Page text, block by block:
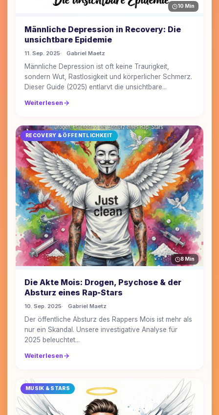
10 Min
Männliche Depression in Recovery: Die
unsichtbare Epidemie
11. Sep. 2025 Gabriel Maetz
Männliche Depression ist oft keine Traurigkeit,
sondern Wut, Rastlosigkeit und körperlicher Schmerz.
Dieser Guide (2025) entlarvt die unsichtbare...
Weiterlesen
RECOVERY & ÖFFENTLICHKEIT
8 Min
Die Akte Mois: Drogen, Psychose & der
Absturz eines Rap-Stars
10. Sep. 2025 Gabriel Maetz
Der öffentliche Absturz des Rappers Mois ist mehr als
nur ein Skandal. Unsere investigative Analyse für
2025 beleuchtet...
Weiterlesen
MUSIK & STARS